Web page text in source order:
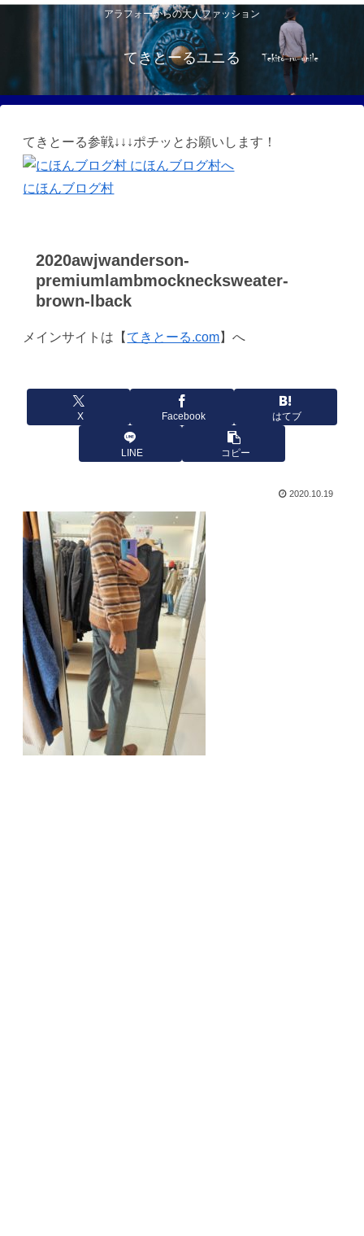
アラフォーからの大人ファッション
てきとーるユニる
てきとーる参戦↓↓↓ポチッとお願いします！
にほんブログ村
2020awjwanderson-
premiumlambmocknecksweater-
brown-lback
メインサイトは【てきとーる.com】へ
X Facebook はてブ
LINE コピー
2020.10.19